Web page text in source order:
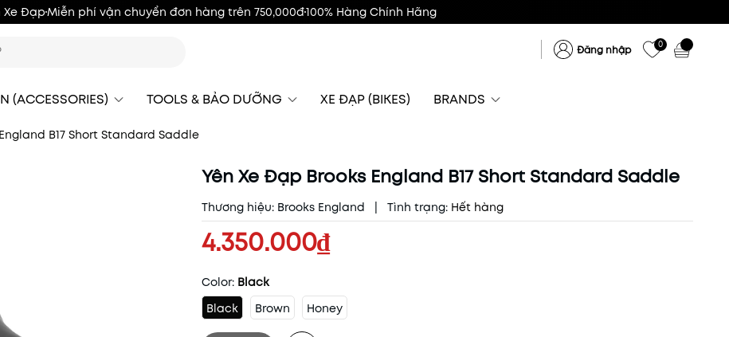
Xe ĐạpMiễn phí vận chuyển đơn hàng trên 750,000đ100% Hàng Chính Hãng
Đăng nhập 0
(ACCESSORIES) TOOLS & BẢO DƯỠNG XE ĐẠP (BIKES) BRANDS
B17 Short Standard Saddle
Yên Xe Đạp Brooks England B17 Short Standard Saddle
Thương hiệu: Brooks England Tình trạng: Hết hàng
4.350.000₫
Color: Black
Black
Brown Honey